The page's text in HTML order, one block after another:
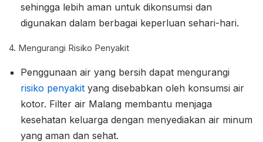
sehingga lebih aman untuk dikonsumsi dan
digunakan dalam berbagai keperluan sehari-hari.
4. Mengurangi Risiko Penyakit
Penggunaan air yang bersih dapat mengurangi
risiko penyakit yang disebabkan oleh konsumsi air
kotor. Filter air Malang membantu menjaga
kesehatan keluarga dengan menyediakan air minum
yang aman dan sehat.